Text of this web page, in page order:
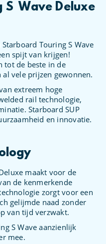
Wave Deluxe
Touring S Wave
spijt van krijgen!
tot de beste in de
vele prijzen gewonnen.
extreem hoge
rail technologie,
Starboard SUP
en innovatie.
maakt voor de
de kenmerkende
zorgt voor een
gelijmde naad zonder
van tijd verzwakt.
S Wave aanzienlijk
mee.